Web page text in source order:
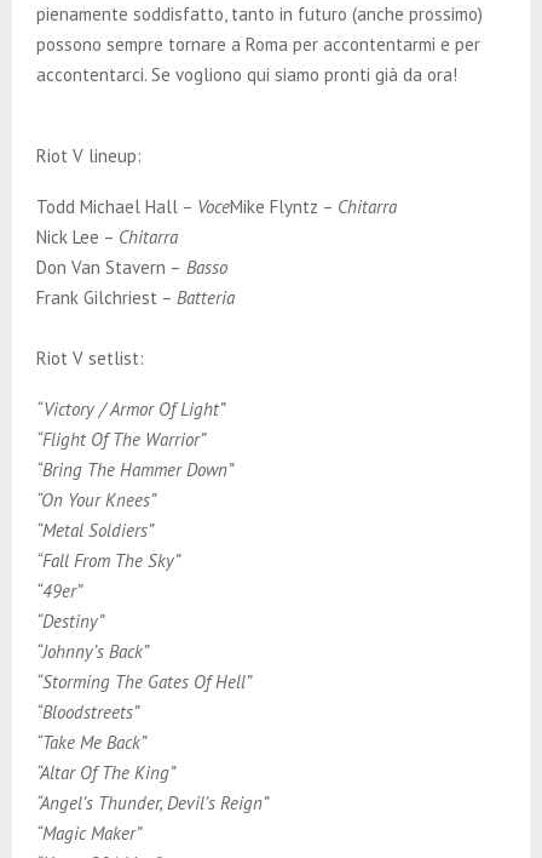
pienamente soddisfatto, tanto in futuro (anche prossimo)
possono sempre tornare a Roma per accontentarmi e per
accontentarci. Se vogliono qui siamo pronti già da ora!
Riot V lineup:
Todd Michael Hall – VoceMike Flyntz – Chitarra
Nick Lee – Chitarra
Don Van Stavern – Basso
Frank Gilchriest – Batteria
Riot V setlist:
“Victory / Armor Of Light”
“Flight Of The Warrior”
“Bring The Hammer Down”
“On Your Knees”
“Metal Soldiers”
“Fall From The Sky”
“49er”
“Destiny”
“Johnny’s Back”
“Storming The Gates Of Hell”
“Bloodstreets”
“Take Me Back”
“Altar Of The King”
“Angel’s Thunder, Devil’s Reign”
“Magic Maker”